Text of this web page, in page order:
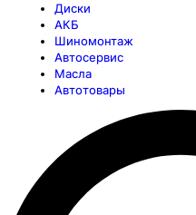
Диски
АКБ
Шиномонтаж
Автосервис
Масла
Автотовары